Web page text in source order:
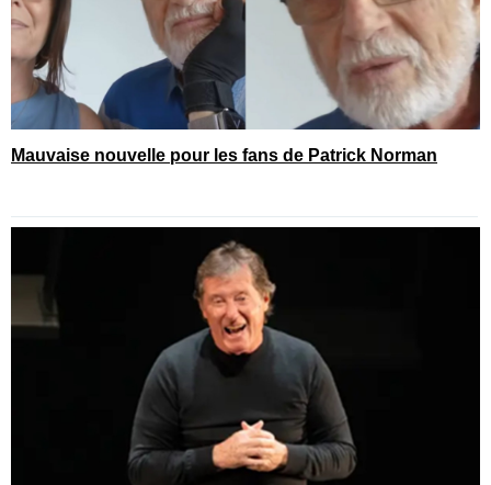
Mauvaise nouvelle pour les fans de Patrick Norman